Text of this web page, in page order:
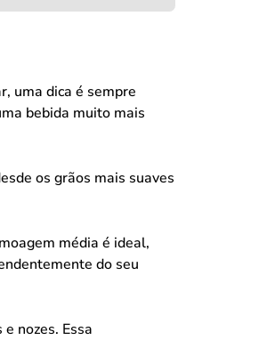
uma dica é sempre
bebida muito mais
os grãos mais suaves
média é ideal,
do seu
nozes. Essa